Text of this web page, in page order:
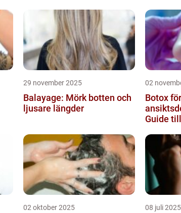
29 november 2025
Balayage: Mörk botten och
ljusare längder
02
Botox
Guide
02 oktober 2025 08 juli 2025